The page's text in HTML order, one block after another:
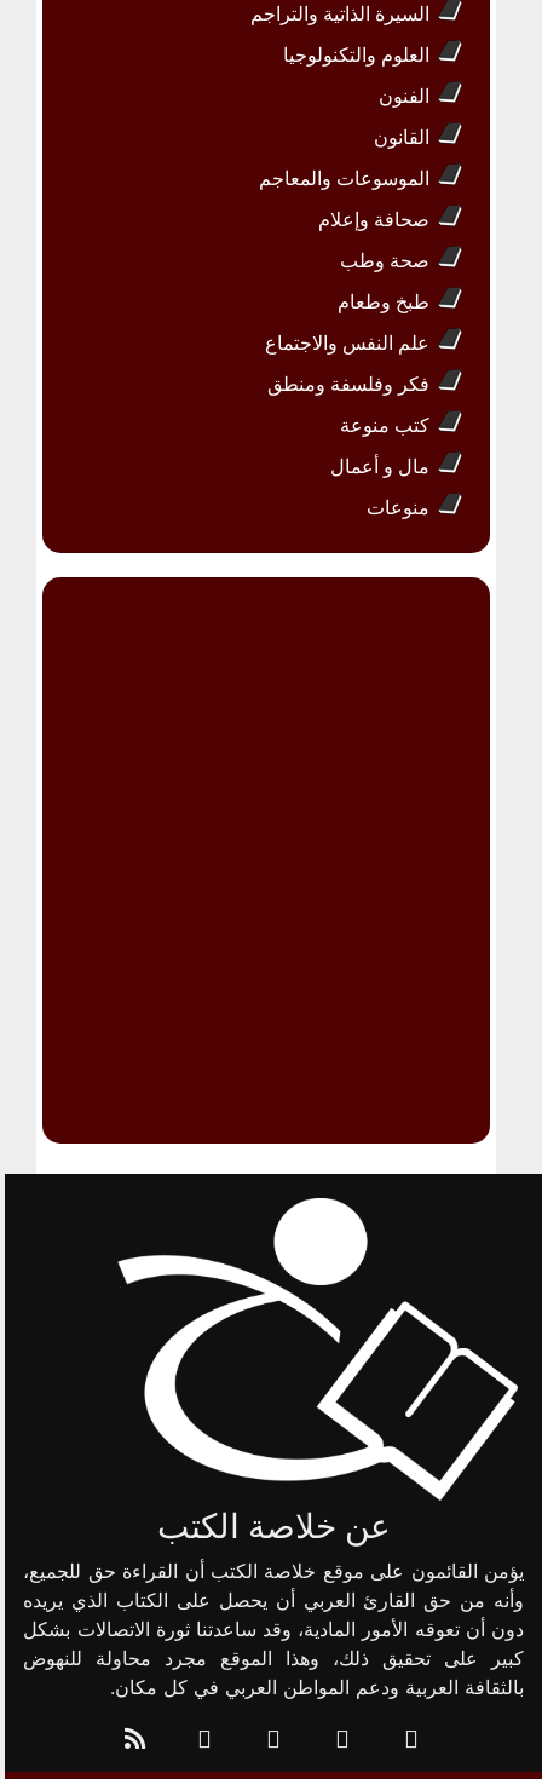
السيرة الذاتية والتراجم
العلوم والتكنولوجيا
الفنون
القانون
الموسوعات والمعاجم
صحافة وإعلام
صحة وطب
طبخ وطعام
علم النفس والاجتماع
فكر وفلسفة ومنطق
كتب منوعة
مال و أعمال
منوعات
عن خلاصة الكتب
يؤمن القائمون على موقع خلاصة الكتب أن القراءة حق للجميع،
وأنه من حق القارئ العربي أن يحصل على الكتاب الذي يريده
دون أن تعوقه الأمور المادية، وقد ساعدتنا ثورة الاتصالات بشكل
كبير على تحقيق ذلك، وهذا الموقع مجرد محاولة للنهوض
بالثقافة العربية ودعم المواطن العربي في كل مكان.